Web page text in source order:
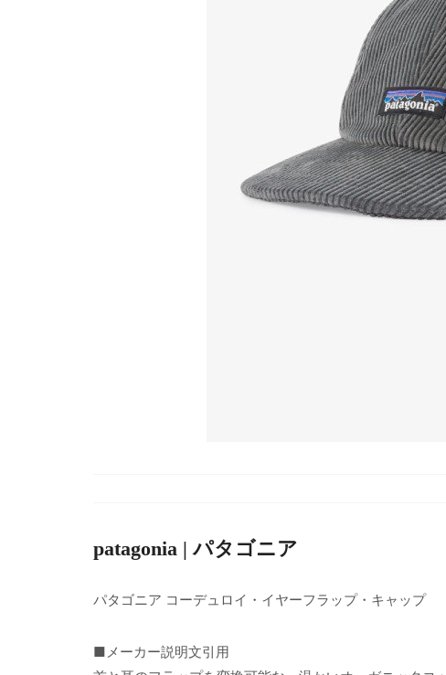
patagonia | パタゴニア
パタゴニア コーデュロイ・イヤーフラップ・キャップ
■メーカー説明文引用